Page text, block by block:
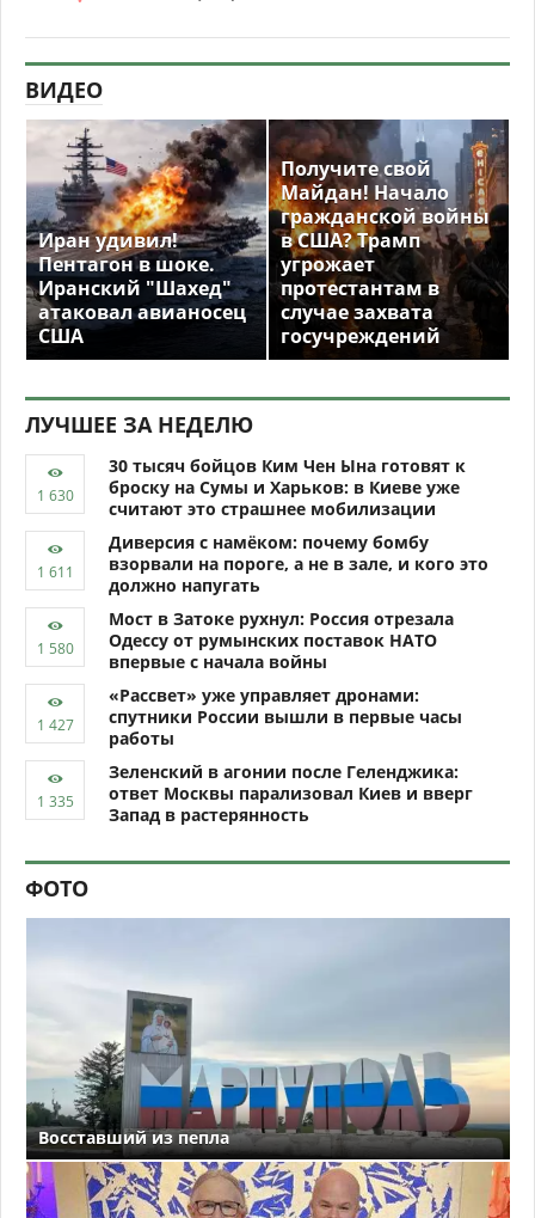
ВИДЕО
Иран удивил!
Пентагон в шоке.
Иранский "Шахед"
атаковал авианосец
США
Получите свой
Майдан! Начало
гражданской войны
в США? Трамп
угрожает
протестантам в
случае захвата
госучреждений
ЛУЧШЕЕ ЗА НЕДЕЛЮ
30 тысяч бойцов Ким Чен Ына готовят к
броску на Сумы и Харьков: в Киеве уже
считают это страшнее мобилизации
Диверсия с намёком: почему бомбу
взорвали на пороге, а не в зале, и кого это
должно напугать
Мост в Затоке рухнул: Россия отрезала
Одессу от румынских поставок НАТО
впервые с начала войны
«Рассвет» уже управляет дронами:
спутники России вышли в первые часы
работы
Зеленский в агонии после Геленджика:
ответ Москвы парализовал Киев и вверг
Запад в растерянность
ФОТО
Восставший из пепла